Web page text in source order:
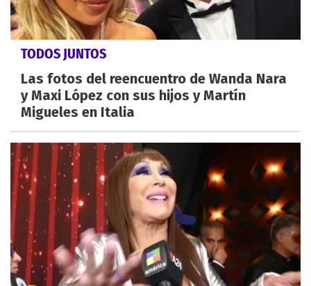
TODOS JUNTOS
Las fotos del reencuentro de Wanda Nara
y Maxi López con sus hijos y Martín
Migueles en Italia